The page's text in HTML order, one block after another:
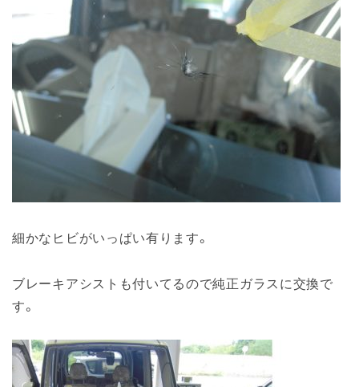
細かなヒビがいっぱい有ります。
ブレーキアシストも付いてるので純正ガラスに交換で
す。